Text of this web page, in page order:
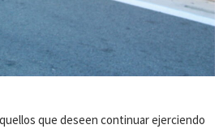
que deseen continuar ejerciendo